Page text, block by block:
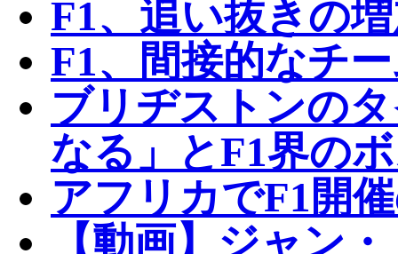
F1、追い抜きの
F1、間接的なチ
ブリヂストンの
なる」とF1界の
アフリカでF1開
【動画】ジャン